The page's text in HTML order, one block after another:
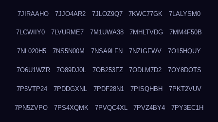
7JIRAAHO 7JJO4AR2 7JLOZ9Q7 7KWC77GK 7LALYSM0
7LCWIIY0 7LVURME7 7M1UWA38 7MHLTVDG 7MM4F50B
7NL020H5 7NS5N00M 7NSA9LFN 7NZIGFWV 7O15HQUY
7O6U1WZR 7O89DJ0L 7OB253FZ 7ODLM7D2 7OY8DOTS
7P5VTP24 7PDDGXNL 7PDF28N1 7PISQHBH 7PKT2VUV
7PN5ZVPO 7PS4XQMK 7PVQC4XL 7PVZ4BY4 7PY3EC1H